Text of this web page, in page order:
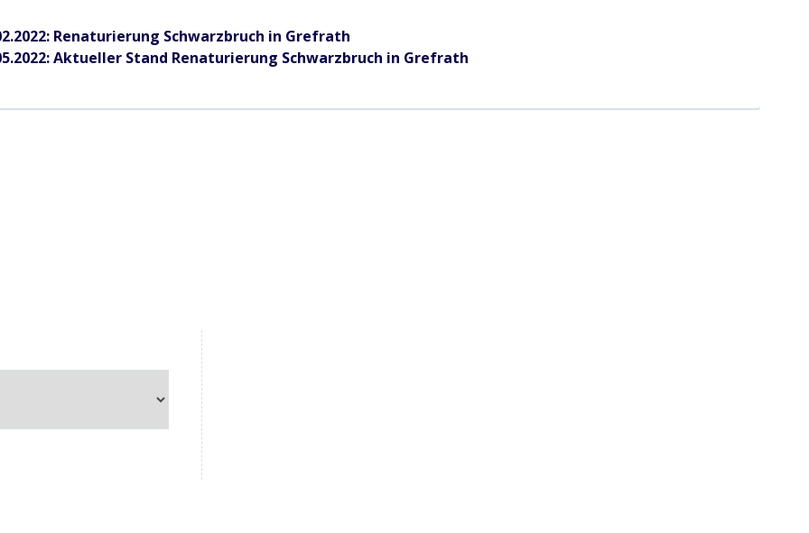
Renaturierung Schwarzbruch in Grefrath
Aktueller Stand Renaturierung Schwarzbruch in Grefrath